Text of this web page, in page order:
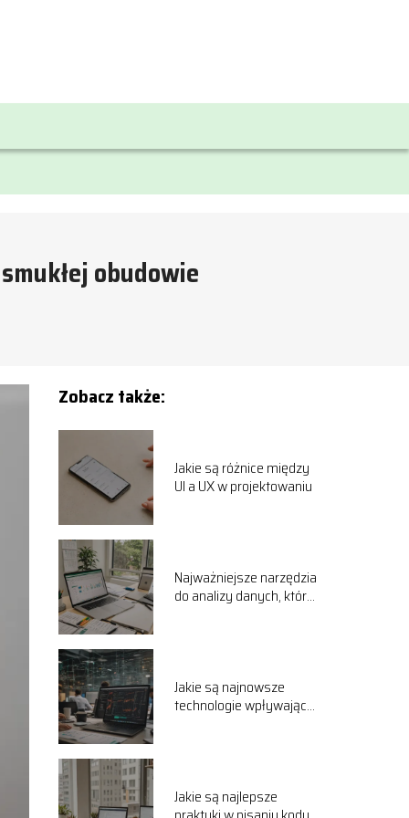
obudowie
Zobacz także:
Jakie są różnice między
UI a UX w projektowaniu
Najważniejsze narzędzia
do analizy danych, które
Jakie są najnowsze
technologie wpływające
Jakie są najlepsze